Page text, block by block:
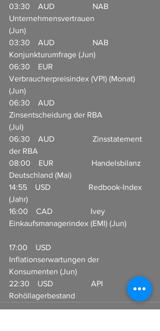
03:30    AUD                   NAB
Unternehmensvertrauen
(Jun)
03:30    AUD                   NAB
Konjunkturumfrage (Jun)
06:30    EUR
Verbraucherpreisindex (VPI) (Monat)
(Jun)
06:30    AUD
Zinsentscheidung der RBA
(Jul)
06:30    AUD                   Zinsstatement
der RBA
08:00    EUR                   Handelsbilanz
Deutschland (Mai)
14:55    USD                   Redbook-Index
(Jahr)
16:00    CAD                   Ivey
Einkaufsmanagerindex (EMI) (Jun)
17:00    USD
Inflationserwartungen der
Konsumenten (Jun)
22:30    USD                   API
Rohöllagerbestand